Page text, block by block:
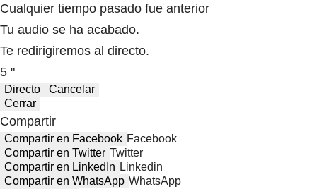
Cualquier tiempo pasado fue anterior
Tu audio se ha acabado.
Te redirigiremos al directo.
5 "
Directo
Cancelar
Cerrar
Compartir
Compartir en Facebook Facebook
Compartir en Twitter Twitter
Compartir en LinkedIn Linkedin
Compartir en WhatsApp WhatsApp